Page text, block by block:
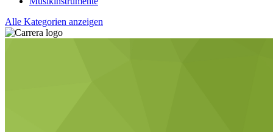
Alle Kategorien anzeigen